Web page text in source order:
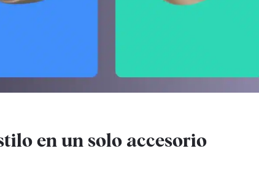
en un solo accesorio